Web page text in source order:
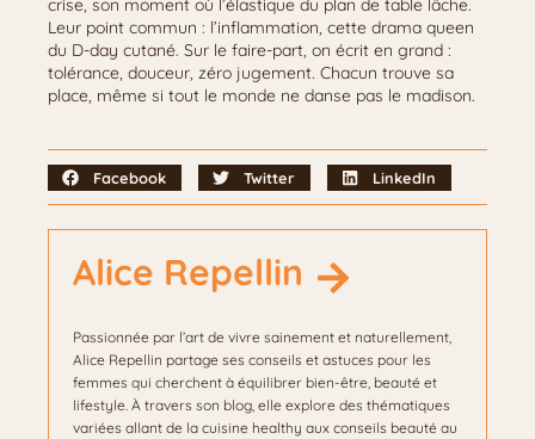
crise, son moment où l’élastique du plan de table lâche.
Leur point commun : l’inflammation, cette drama queen
du D-day cutané. Sur le faire-part, on écrit en grand :
tolérance, douceur, zéro jugement. Chacun trouve sa
place, même si tout le monde ne danse pas le madison.
Facebook Twitter LinkedIn
Alice Repellin
Passionnée par l’art de vivre sainement et naturellement,
Alice Repellin partage ses conseils et astuces pour les
femmes qui cherchent à équilibrer bien-être, beauté et
lifestyle. À travers son blog, elle explore des thématiques
variées allant de la cuisine healthy aux conseils beauté au